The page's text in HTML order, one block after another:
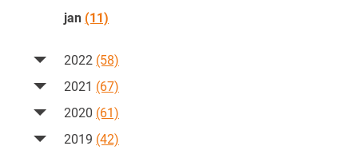
jan (11)
2022 (58)
2021 (67)
2020 (61)
2019 (42)